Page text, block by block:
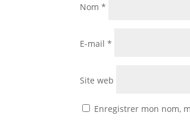
Nom*
E-mail*
Site web
Enregistrer mon nom,